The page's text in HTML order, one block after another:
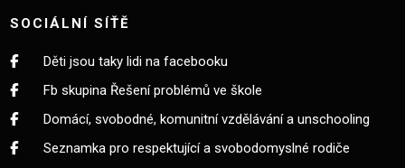
SOCIÁLNÍ SÍŤĚ
Děti jsou taky lidi na facebooku
Fb skupina Řešení problémů ve škole
Domácí, svobodné, komunitní vzdělávání a unschooling
Seznamka pro respektující a svobodomyslné rodiče